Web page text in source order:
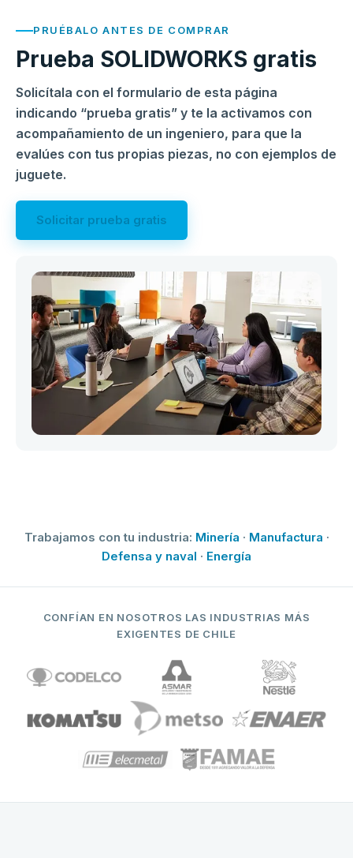
PRUÉBALO ANTES DE COMPRAR
Prueba SOLIDWORKS gratis
Solicítala con el formulario de esta página
indicando “prueba gratis” y te la activamos con
acompañamiento de un ingeniero, para que la
evalúes con tus propias piezas, no con ejemplos de
juguete.
Solicitar prueba gratis
Trabajamos con tu industria: Minería · Manufactura ·
Defensa y naval · Energía
CONFÍAN EN NOSOTROS LAS INDUSTRIAS MÁS
EXIGENTES DE CHILE